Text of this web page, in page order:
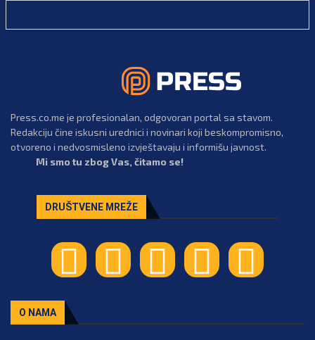
Press.co.me je profesionalan, odgovoran portal sa stavom.
Redakciju čine iskusni urednici i novinari koji beskompromisno,
otvoreno i nedvosmisleno izvještavaju i informišu javnost.
Mi smo tu zbog Vas, čitamo se!
DRUŠTVENE MREŽE
O NAMA